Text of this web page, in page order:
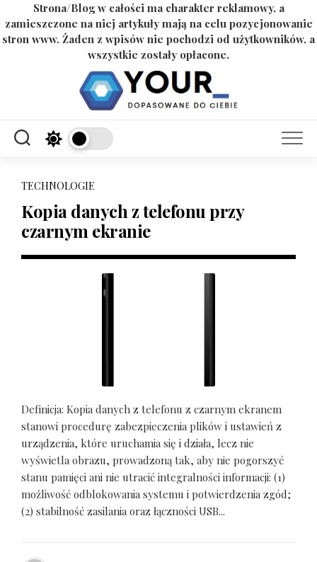
Strona/Blog w całości ma charakter reklamowy, a
zamieszczone na niej artykuły mają na celu pozycjonowanie
stron www. Żaden z wpisów nie pochodzi od użytkowników, a
wszystkie zostały opłacone.
TECHNOLOGIE
Kopia danych z telefonu przy
czarnym ekranie
Definicja: Kopia danych z telefonu z czarnym ekranem
stanowi procedurę zabezpieczenia plików i ustawień z
urządzenia, które uruchamia się i działa, lecz nie
wyświetla obrazu, prowadzoną tak, aby nie pogorszyć
stanu pamięci ani nie utracić integralności informacji: (1)
możliwość odblokowania systemu i potwierdzenia zgód;
(2) stabilność zasilania oraz łączności USB...